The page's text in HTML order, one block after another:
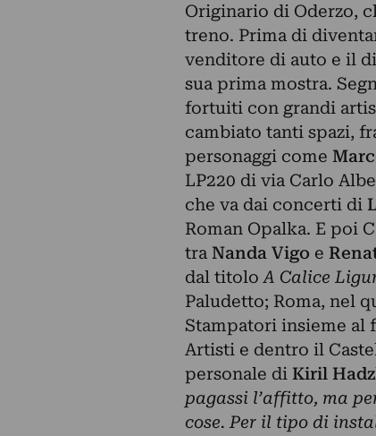
Originario di Oderzo,
treno. Prima di
venditore di auto e il
sua prima mostra.
fortuiti con grandi
cambiato tanti spazi,
personaggi come
LP220 di via Carlo
che va dai concerti di
Roman Opalka. E poi
tra Nanda Vigo e
dal titoloA Calice
Paludetto; Roma, nel
Stampatori insieme al
Artisti e dentro il
personale di Kiril
pagassi l’affitto, ma
cose. Per il tipo di